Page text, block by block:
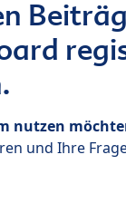
nutzen
und Ihre